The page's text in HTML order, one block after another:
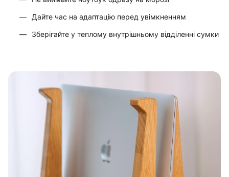
Дайте час на адаптацію перед увімкненням
Зберігайте у теплому внутрішньому відділенні сумки